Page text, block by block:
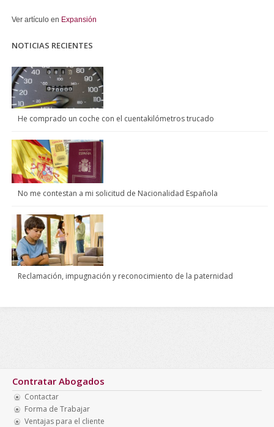
Ver artículo en Expansión
NOTICIAS RECIENTES
He comprado un coche con el cuentakilómetros trucado
No me contestan a mi solicitud de Nacionalidad Española
Reclamación, impugnación y reconocimiento de la paternidad
Contratar Abogados
Contactar
Forma de Trabajar
Ventajas para el cliente